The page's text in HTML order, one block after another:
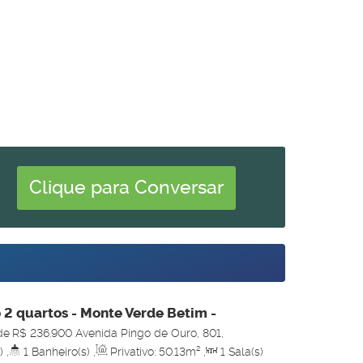
Clique para Conversar
quartos - Monte Verde Betim -
França
R$ 236.900 Avenida Pingo de Ouro, 801,
França, 32653-564, Monte Verde, Betim, Minas
1 Banheiro(s) Privativo: 50.13m² 1 Sala(s)